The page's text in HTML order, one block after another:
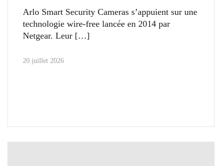
Arlo Smart Security Cameras s’appuient sur une
technologie wire-free lancée en 2014 par
Netgear. Leur
20 juillet 2026